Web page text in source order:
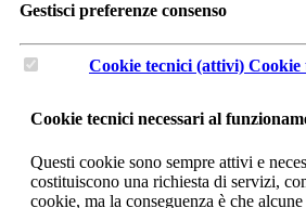
Gestisci preferenze consenso
Cookie tecnici (attivi) Cookie
Cookie tecnici necessari al
Questi cookie sono sempre attivi e
costituiscono una richiesta di servizi,
cookie, ma la conseguenza è che